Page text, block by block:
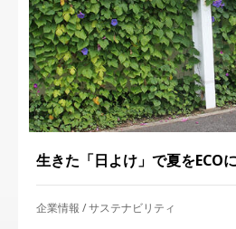
生きた「日よけ」で夏をECO
企業情報 サステナビリティ